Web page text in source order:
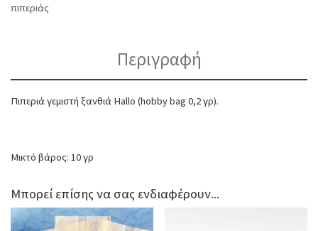
πιπεριάς
Περιγραφή
Πιπεριά γεμιστή ξανθιά Hallo (hobby bag 0,2 γρ).
Μικτό βάρος: 10 γρ
Μπορεί επίσης να σας ενδιαφέρουν...